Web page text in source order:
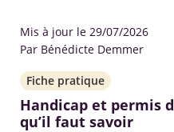
Mis à jour le 29/07/2026
Par Bénédicte Demmer
Fiche pratique
Handicap et permis
qu’il faut savoir